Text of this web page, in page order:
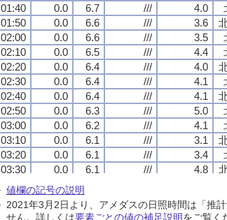
01:40
0.0 6.7 /// 4.0
01:50
0.0 6.6 /// 3.6
02:00
0.0 6.6 /// 3.5
02:10
0.0 6.5 /// 4.4
02:20
0.0 6.4 /// 4.0
02:30
0.0 6.4 /// 4.1
02:40
0.0 6.4 /// 4.1
02:50
0.0 6.3 /// 5.0
03:00
0.0 6.2 /// 4.1
03:10
0.0 6.1 /// 3.1
03:20
0.0 6.1 /// 3.4
03:30
0.0 6.1 /// 4.8
03:40
0.0
03:50
0.0 6.2 /// 3.0
04:00
0.0 6.1 /// 3.6
01:40
0.0 6.7 /// 4.0
01:50
0.0 6.6 /// 3.6
02:00
0.0 6.6 /// 3.5
02:10
0.0 6.5 /// 4.4
02:20
0.0 6.4 /// 4.0
02:30
0.0 6.4 /// 4.1
02:40
0.0 6.4 /// 4.1
02:50
0.0 6.3 /// 5.0
03:00
0.0 6.2 /// 4.1
03:10
0.0 6.1 /// 3.1
03:20
0.0 6.1 /// 3.4
03:30
0.0 6.1 /// 4.8
03:40
0.0
03:50
0.0 6.2 /// 3.0
04:00
0.0 6.1 /// 3.6
01:40
0.0 6.7 /// 4.0
01:50
0.0 6.6 /// 3.6
02:00
0.0 6.6 /// 3.5
02:10
0.0 6.5 /// 4.4
02:20
0.0 6.4 /// 4.0
02:30
0.0 6.4 /// 4.1
02:40
0.0 6.4 /// 4.1
02:50
0.0 6.3 /// 5.0
03:00
0.0 6.2 /// 4.1
03:10
0.0 6.1 /// 3.1
03:20
0.0 6.1 /// 3.4
03:30
0.0 6.1 /// 4.8
03:40
0.0
03:50
0.0 6.2 /// 3.0
04:00
0.0 6.1 /// 3.6
01:40
0.0 6.7 /// 4.0
01:50
0.0 6.6 /// 3.6
02:00
0.0 6.6 /// 3.5
02:10
0.0 6.5 /// 4.4
02:20
0.0 6.4 /// 4.0
02:30
0.0 6.4 /// 4.1
02:40
0.0 6.4 /// 4.1
02:50
0.0 6.3 /// 5.0
03:00
0.0 6.2 /// 4.1
03:10
0.0 6.1 /// 3.1
03:20
0.0 6.1 /// 3.4
03:30
0.0 6.1 /// 4.8
03:40
0.0
03:50
0.0 6.2 /// 3.0
04:00
0.0 6.1 /// 3.6
値欄の記号の説明
2021年3月2日より、アメダスの日照時間は「推
せん。詳しくは要素ごとの値の補足説明をご覧く